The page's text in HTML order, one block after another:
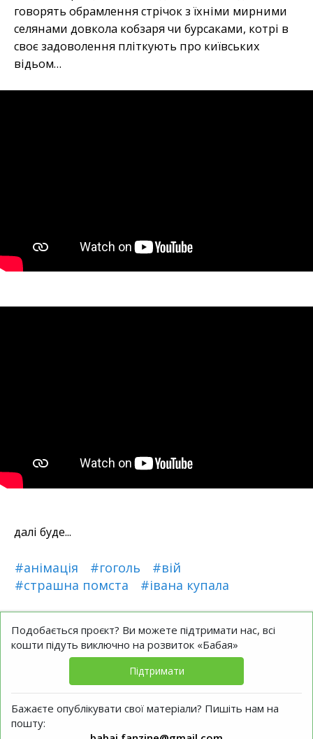
говорять обрамлення стрічок з їхніми мирними
селянами довкола кобзаря чи бурсаками, котрі в
своє задоволення пліткують про київських
відьом…
далі буде...
#анімація #гоголь
#вій
#страшна помста
#івана купала
Подобається проєкт? Ви можете підтримати нас, всі
кошти підуть виключно на розвиток «Бабая»
Підтримати
Бажаєте опублікувати свої матеріали? Пишіть нам на
пошту: